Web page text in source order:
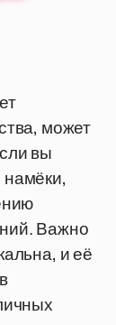
может
вы
намёки,
Важно
и её